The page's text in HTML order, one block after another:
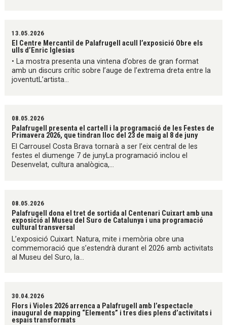
13.05.2026
El Centre Mercantil de Palafrugell acull l’exposició Obre els
ulls d’Enric Iglesias
• La mostra presenta una vintena d’obres de gran format
amb un discurs crític sobre l’auge de l’extrema dreta entre la
joventutL’artista...
08.05.2026
Palafrugell presenta el cartell i la programació de les Festes de
Primavera 2026, que tindran lloc del 23 de maig al 8 de juny
El Carrousel Costa Brava tornarà a ser l’eix central de les
festes el diumenge 7 de junyLa programació inclou el
Desenvelat, cultura analògica,...
08.05.2026
Palafrugell dona el tret de sortida al Centenari Cuixart amb una
exposició al Museu del Suro de Catalunya i una programació
cultural transversal
L’exposició Cuixart. Natura, mite i memòria obre una
commemoració que s’estendrà durant el 2026 amb activitats
al Museu del Suro, la...
30.04.2026
Flors i Violes 2026 arrenca a Palafrugell amb l’espectacle
inaugural de mapping “Elements” i tres dies plens d’activitats i
espais transformats